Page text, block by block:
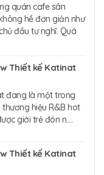
quán cafe sân
hề đơn giản như
đầu tư nghĩ. Quá
Thiết kế Katinat
đang là một trong
thương hiệu R&B hot
giới trẻ đón n....
Thiết kế Katinat